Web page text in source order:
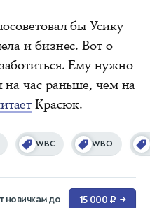
бы Усику
и бизнес. Вот о
Ему нужно
на час раньше, чем на
Красюк.
WBC WBO
новичкам до 15 000 ₽ →